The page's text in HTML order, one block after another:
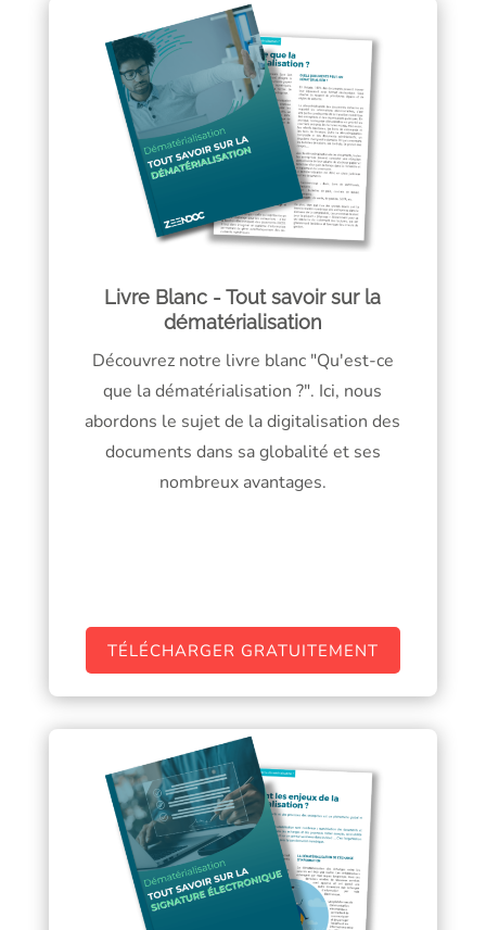
Livre Blanc - Tout savoir sur la
dématérialisation
Découvrez notre livre blanc "Qu'est-ce
que la dématérialisation ?". Ici, nous
abordons le sujet de la digitalisation des
documents dans sa globalité et ses
nombreux avantages.
TÉLÉCHARGER GRATUITEMENT